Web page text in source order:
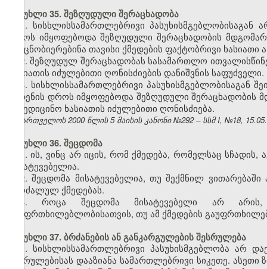
მუხლი 35. შეზღუდული შერაცხადობა
1. სისხლისსამართლებრივი
დროს იმყოფებოდა შეზღუდული შერაცხადობის
გაეცნობიერებინა თავისი ქმედების ფაქტობრივი
2. შეზღუდულ შერაცხადობას სასამართლო
ხასიათის იძულებითი ღონისძიების დანიშვნის საფუძველი.
3. სისხლისსამართლებრივი პასუხისმგებლობისაგან
ჩადენის დროს იმყოფებოდა შეზღუდული შერაცხადობის
სამედიცინო ხასიათის იძულებითი ღონისძიება.
საქართველოს 2000 წლის 5 მაისის კანონი №292 – სსმ I, №18,
მუხლი 36. შეცდომა
1. ის, ვინც არ იცის, რომ ქმედება, რომელსაც
მისატევებელია.
2. შეცდომა მისატევებელია, თუ შექმნილ
აკრძალულ ქმედებას.
3. როცა შეცდომა მისატევებელი არ არის,
გაუფრთხილებლობისათვის, თუ ამ ქმედების
მუხლი 37. ბრძანების ან განკარგულების შესრულება
1. სისხლისსამართლებრივი პასუხისმგებლობა არ
შესრულებისას დააზიანა სამართლებრივი სიკეთე.